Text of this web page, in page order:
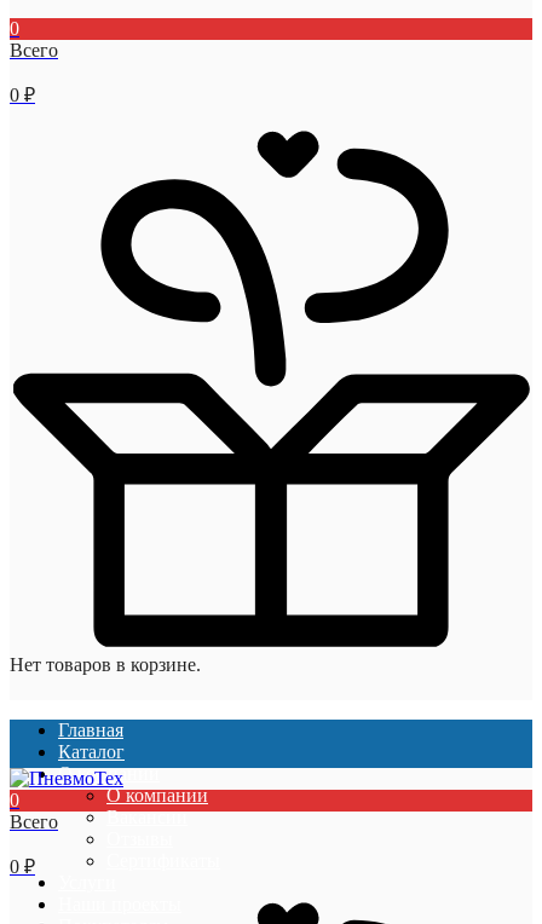
0
Всего
0 ₽
Нет товаров в корзине.
Главная
Каталог
О компании
О компании
Вакансии
0
Всего
0 ₽